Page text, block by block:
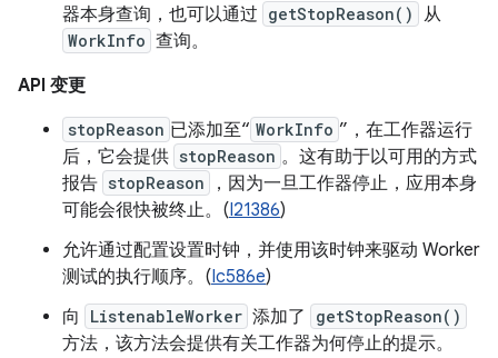
器本身查询，也可以通过 getStopReason() 从
WorkInfo 查询。
API 变更
stopReason 已添加至“ WorkInfo ”，在工作器运行
后，它会提供 stopReason 。这有助于以可用的方式
报告 stopReason
，因为一旦工作器停止，应用本身
可能会很快被终止。(I21386)
允许通过配置设置时钟，并使用该时钟来驱动 Worker
测试的执行顺序。(Ic586e)
向
ListenableWorker 添加了 getStopReason()
方法，该方法会提供有关工作器为何停止的提示。